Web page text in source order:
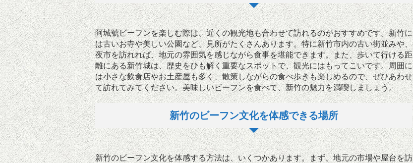
阿城號ビーフンを楽しむ際は、近くの観光地も合わせて訪れるのがおすすめです。新竹に
は古いお寺や美しい公園など、見所がたくさんあります。特に新竹市内の古い街並みや、
夜市を訪れれば、地元の雰囲気を感じながら食事を堪能できます。また、歩いて行ける距
離にある新竹城は、歴史をひも解く重要なスポットで、観光にはもってこいです。周囲に
は小さな飲食店やお土産屋も多く、散策しながらの食べ歩きも楽しめるので、ぜひあわせ
て訪れてみてください。美味しいビーフンを食べて、新竹の魅力を満喫しましょう。
新竹のビーフン文化を体感できる場所
新竹のビーフン文化を体感する方法は、いくつかあります。まず、地元の市場や屋台を訪